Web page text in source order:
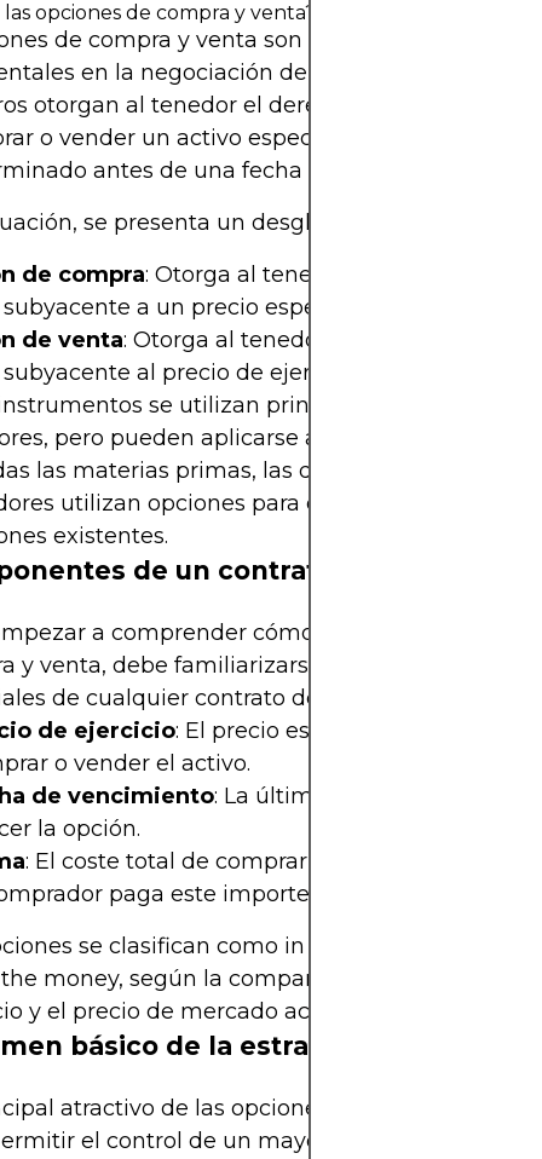
opciones de compra y venta?
de compra y venta son dos instrumentos
en la negociación de opciones. Estos
otorgan al tenedor el derecho, pero no la
o vender un activo específico a un precio
antes de una fecha de vencimiento
se presenta un desglose sencillo:
de compra: Otorga al tenedor el derecho a
a un precio específico (precio de
de venta: Otorga al tenedor el derecho a
al precio de ejercicio.
se utilizan principalmente en los
pero pueden aplicarse a cualquier clase de
las materias primas, las divisas y los índices.
utilizan opciones para especular o para
existentes.
de un contrato de opciones
a comprender cómo funcionan las
y venta, debe familiarizarse con los elementos
de cualquier contrato de opciones:
de ejercicio: El precio específico al que se
o vender el activo.
de vencimiento: La última fecha en que se
la opción.
: El coste total de comprar la opción de compra
paga este importe por adelantado al
se clasifican como in the money
money, según la comparación entre el precio
y el precio de mercado actual del activo.
básico de la estrategia
atractivo de las opciones reside en su
el control de un mayor número de